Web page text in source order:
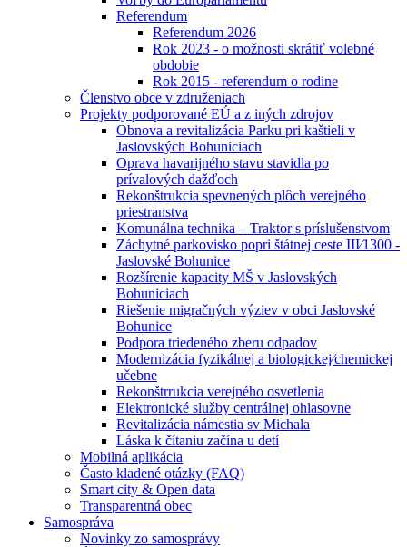
Referendum
Referendum 2026
Rok 2023 - o možnosti skrátiť volebné
obdobie
Rok 2015 - referendum o rodine
Členstvo obce v združeniach
Projekty podporované EÚ a z iných zdrojov
Obnova a revitalizácia Parku pri kaštieli v
Jaslovských Bohuniciach
Oprava havarijného stavu stavidla po
prívalových dažďoch
Rekonštrukcia spevnených plôch verejného
priestranstva
Komunálna technika – Traktor s príslušenstvom
Záchytné parkovisko popri štátnej ceste III⁄1300 -
Jaslovské Bohunice
Rozšírenie kapacity MŠ v Jaslovských
Bohuniciach
Riešenie migračných výziev v obci Jaslovské
Bohunice
Podpora triedeného zberu odpadov
Modernizácia fyzikálnej a biologickej⁄chemickej
učebne
Rekonštrrukcia verejného osvetlenia
Elektronické služby centrálnej ohlasovne
Revitalizácia námestia sv Michala
Láska k čítaniu začína u detí
Mobilná aplikácia
Často kladené otázky (FAQ)
Smart city & Open data
Transparentná obec
Samospráva
Novinky zo samosprávy